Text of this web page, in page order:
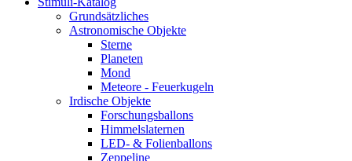
Grundsätzliches
Astronomische Objekte
Sterne
Planeten
Mond
Meteore - Feuerkugeln
Irdische Objekte
Forschungsballons
Himmelslaternen
LED- & Folienballons
Zeppeline